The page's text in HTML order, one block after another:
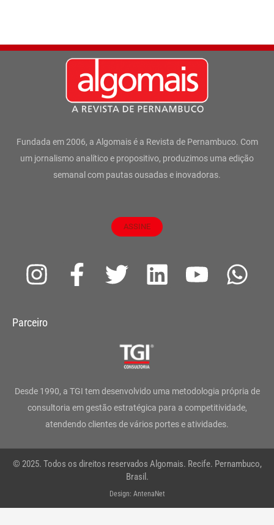
Fundada em 2006, a Algomais é a Revista de Pernambuco. Com
um jornalismo analítico e propositivo, produzimos uma edição
semanal com pautas ousadas e inovadoras.
ASSINE
I
s
g
r
a
m
F
a
o
o
k
-
T
t
e
r
L
d
i
n
Y
b
e
W
a
p
Parceiro
Desde 1990, a TGI tem desenvolvido uma metodologia própria de
consultoria em gestão estratégica para a competitividade,
atendendo clientes de vários portes e atividades.
© 2025. Todos os direitos reservados Algomais. Recife. Pernambuco,
Brasil.
Design: AntenaNet